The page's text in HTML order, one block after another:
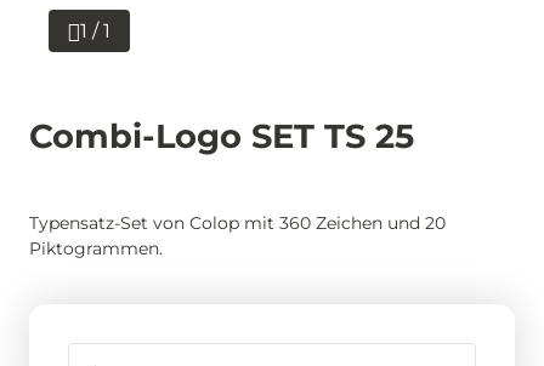
1 / 1
Combi-Logo SET TS 25
Typensatz-Set von Colop mit 360 Zeichen und 20
Piktogrammen.